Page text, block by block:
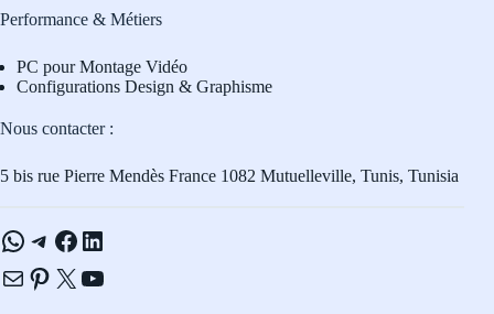
Performance & Métiers
PC pour Montage Vidéo
Configurations Design & Graphisme
Nous contacter :
5 bis rue Pierre Mendès France 1082 Mutuelleville, Tunis, Tunisia
WhatsApp
Telegram
Facebook
LinkedIn
E-mailPinterest
X YouTube